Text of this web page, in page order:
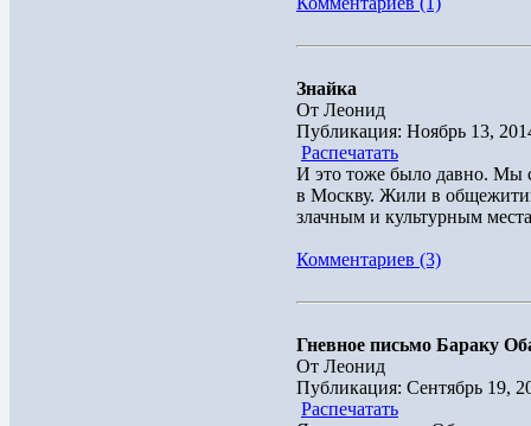
Знайка
От Леонид
Публикация: Ноябрь 13,
Распечатать
И это тоже было давно. Мы
в Москву. Жили в
злачным и культурным
Комментариев (3)
Гневное письмо Бараку
От Леонид
Публикация: Сентябрь 19,
Распечатать